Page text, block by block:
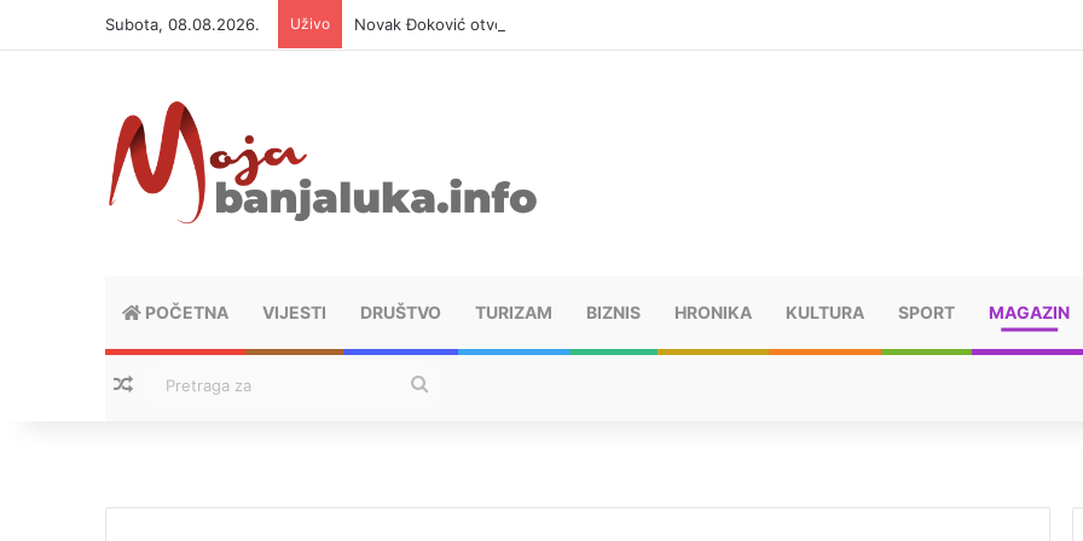
Subota, 08.08.2026. Uživo Novak Đoković otvorio dušu: “Taj poraz me uništio”
POČETNA VIJESTI DRUŠTVO TURIZAM BIZNIS HRONIKA KULTURA SPORT MAGAZIN
Nasumični tekstovi